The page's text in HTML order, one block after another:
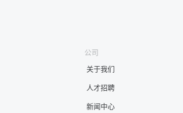
公司
关于我们
人才招聘
新闻中心